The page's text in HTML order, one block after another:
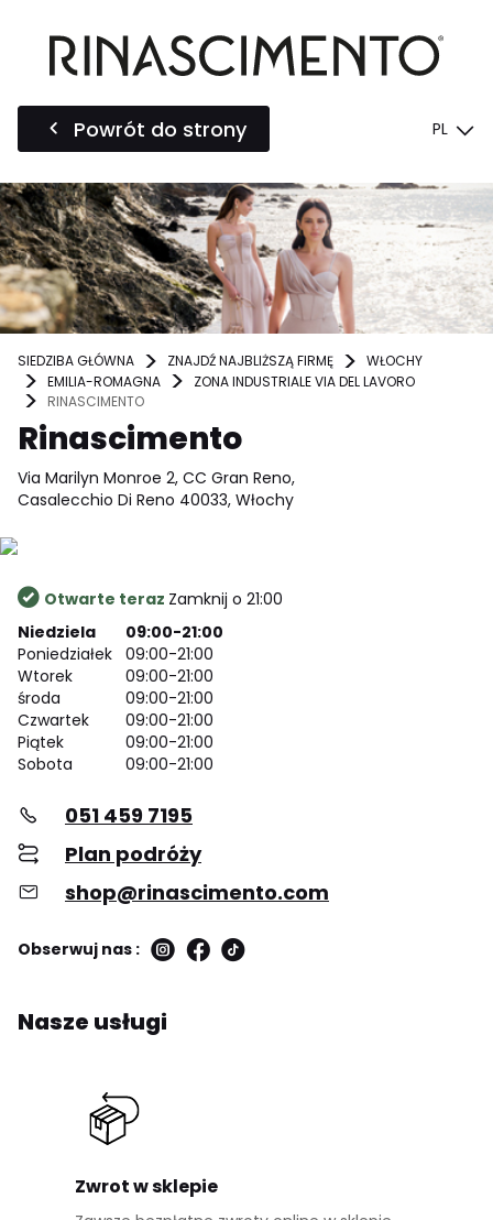
Powrót do strony PL
SIEDZIBA GŁÓWNA ZNAJDŹ NAJBLIŻSZĄ FIRMĘ
WŁOCHY
EMILIA-ROMAGNA
ZONA INDUSTRIALE VIA DEL LAVORO
RINASCIMENTO
Rinascimento
Via Marilyn Monroe 2, CC Gran Reno,
Casalecchio Di Reno 40033, Włochy
Otwarte teraz Zamknij o 21:00
Niedziela
09:00-21:00
Poniedziałek 09:00-21:00
Wtorek
09:00-21:00
środa
09:00-21:00
Czwartek
09:00-21:00
Piątek
09:00-21:00
Sobota
09:00-21:00
051 459 7195
Plan podróży
shop@rinascimento.com
Obserwuj nas :
Nasze usługi
Zwrot w sklepie